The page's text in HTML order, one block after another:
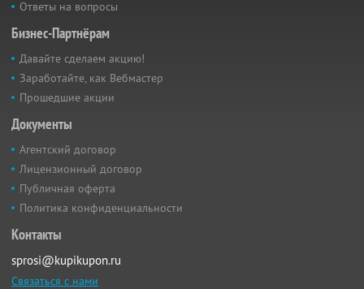
Ответы на вопросы
Бизнес-Партнёрам
Давайте сделаем акцию!
Заработайте, как Вебмастер
Прошедшие акции
Документы
Агентский договор
Лицензионный договор
Публичная оферта
Политика конфиденциальности
Контакты
sprosi@kupikupon.ru
Связаться с нами